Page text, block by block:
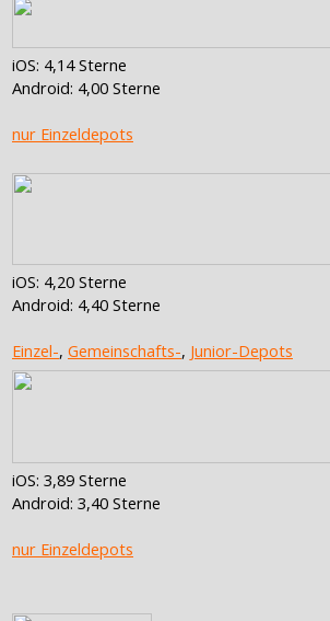
iOS: 4,14 Sterne
Android: 4,00 Sterne
nur Einzeldepots
iOS: 4,20 Sterne
Android: 4,40 Sterne
Einzel-, Gemeinschafts-, Junior-Depots
iOS: 3,89 Sterne
Android: 3,40 Sterne
nur Einzeldepots